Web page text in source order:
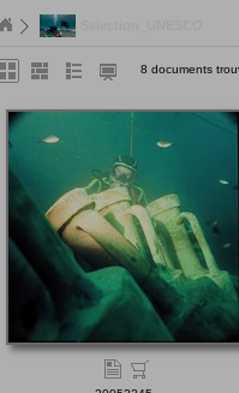
8 documents